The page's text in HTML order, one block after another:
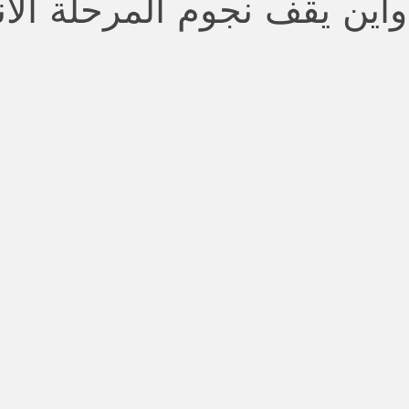
وأين يقف نجوم المرحلة